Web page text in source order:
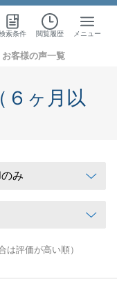
索条件 閲覧履歴 メニュー
お客様の声一覧
６ヶ月以
は評価が高い順）